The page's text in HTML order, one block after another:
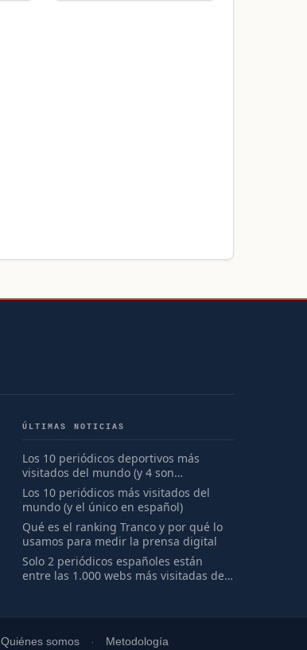
ÚLTIMAS NOTICIAS
Los 10 periódicos deportivos más
visitados del mundo (y 4 son
españoles)
Los 10 periódicos más visitados del
mundo (y el único en español)
Qué es el ranking Tranco y por qué lo
usamos para medir la prensa digital
Solo 2 periódicos españoles están
entre las 1.000 webs más visitadas del
Quiénes somos Metodología